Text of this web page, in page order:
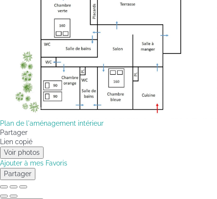
Plan de l'aménagement intérieur
Partager
Lien copié
Voir photos
Ajouter à mes Favoris
Partager